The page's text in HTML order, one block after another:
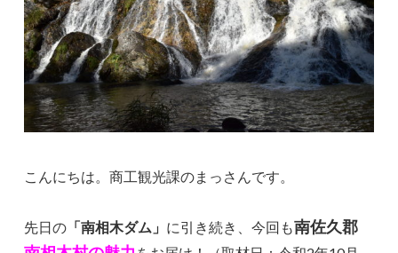
こんにちは。商工観光課のまっさんです。
先日の 「南相木ダム」 に引き続き、今回も南佐久郡